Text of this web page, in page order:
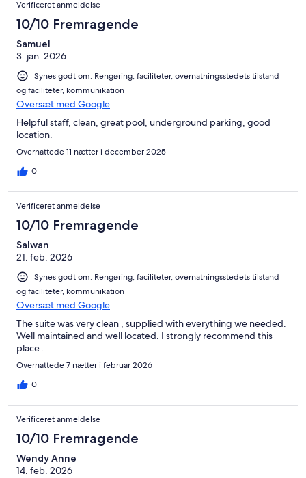
Verificeret anmeldelse
10/10 Fremragende
Samuel
3. jan. 2026
Synes godt om: Rengøring, faciliteter, overnatningsstedets tilstand
og faciliteter, kommunikation
Oversæt med Google
Helpful staff, clean, great pool, underground parking, good
location.
Overnattede 11 nætter i december 2025
0
Verificeret anmeldelse
10/10 Fremragende
Salwan
21. feb. 2026
Synes godt om: Rengøring, faciliteter, overnatningsstedets tilstand
og faciliteter, kommunikation
Oversæt med Google
The suite was very clean , supplied with everything we needed.
Well maintained and well located. I strongly recommend this
place .
Overnattede 7 nætter i februar 2026
0
Verificeret anmeldelse
10/10 Fremragende
Wendy Anne
14. feb. 2026